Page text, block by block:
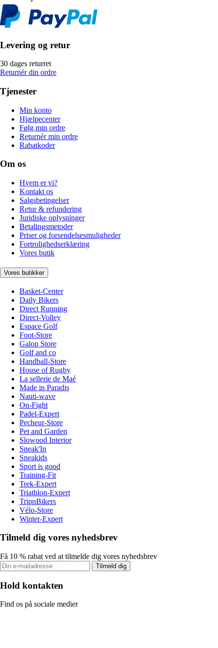
Levering og retur
30 dages returret
Returnér din ordre
Tjenester
Min konto
Hjælpecenter
Følg min ordre
Returnér min ordre
Rabatkoder
Om os
Hvem er vi?
Kontakt os
Salgsbetingelser
Retur & refundering
Juridiske oplysninger
Betalingsmetoder
Priser og forsendelsesmuligheder
Fortrolighedserklæring
Vores butik
Vores butikker
Basket-Center
Daily Bikers
Direct Running
Direct-Volley
Espace Golf
Foot-Store
Galop Store
Golf and co
Handball-Store
House of Rugby
La sellerie de Maé
Made in Paradis
Nauti-wave
On-Fight
Padel-Expert
Pecheur-Store
Pet and Garden
Slowood Interior
Sneak'In
Sneakids
Sport is good
Training-Fit
Trek-Expert
Triathlon-Expert
TripnBikers
Vélo-Store
Winter-Expert
Tilmeld dig vores nyhedsbrev
Få 10 % rabat ved at tilmelde dig vores nyhedsbrev
Tilmeld dig
Hold kontakten
Find os på sociale medier